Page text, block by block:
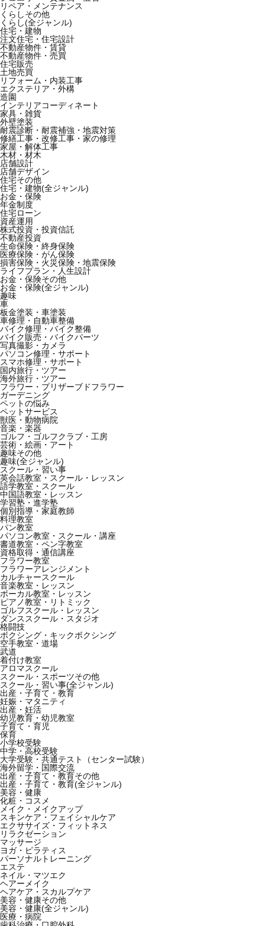
リペア・メンテナンス
くらしその他
くらし(全ジャンル)
住宅・建物
注文住宅・住宅設計
不動産物件・賃貸
不動産物件・売買
住宅販売
土地売買
リフォーム・内装工事
エクステリア・外構
造園
インテリアコーディネート
家具・雑貨
外壁塗装
耐震診断・耐震補強・地震対策
修繕工事・改修工事・家の修理
家屋・解体工事
木材・材木
店舗設計
店舗デザイン
住宅その他
住宅・建物(全ジャンル)
お金・保険
年金制度
住宅ローン
資産運用
株式投資・投資信託
不動産投資
生命保険・終身保険
医療保険・がん保険
損害保険・火災保険・地震保険
ライフプラン・人生設計
お金・保険その他
お金・保険(全ジャンル)
趣味
車
板金塗装・車塗装
車修理・自動車整備
バイク修理・バイク整備
バイク販売・バイクパーツ
写真撮影・カメラ
パソコン修理・サポート
スマホ修理・サポート
国内旅行・ツアー
海外旅行・ツアー
フラワー・プリザーブドフラワー
ガーデニング
ペットの悩み
ペットサービス
獣医・動物病院
音楽・楽器
ゴルフ・ゴルフクラブ・工房
芸術・絵画・アート
趣味その他
趣味(全ジャンル)
スクール・習い事
英会話教室・スクール・レッスン
語学教室・スクール
中国語教室・レッスン
学習塾・進学塾
個別指導・家庭教師
料理教室
パン教室
パソコン教室・スクール・講座
書道教室・ペン字教室
資格取得・通信講座
フラワー教室
フラワーアレンジメント
カルチャースクール
音楽教室・レッスン
ボーカル教室・レッスン
ピアノ教室・リトミック
ゴルフスクール・レッスン
ダンススクール・スタジオ
格闘技
ボクシング・キックボクシング
空手教室・道場
武道
着付け教室
アロマスクール
スクール・スポーツその他
スクール・習い事(全ジャンル)
出産・子育て・教育
妊娠・マタニティ
出産・妊活
幼児教育・幼児教室
子育て・育児
保育
小学校受験
中学・高校受験
大学受験・共通テスト（センター試験）
海外留学・国際交流
出産・子育て・教育その他
出産・子育て・教育(全ジャンル)
美容・健康
化粧・コスメ
メイク・メイクアップ
スキンケア・フェイシャルケア
エクササイズ・フィットネス
リラクゼーション
マッサージ
ヨガ・ピラティス
パーソナルトレーニング
エステ
ネイル・マツエク
ヘアーメイク
ヘアケア・スカルプケア
美容・健康その他
美容・健康(全ジャンル)
医療・病院